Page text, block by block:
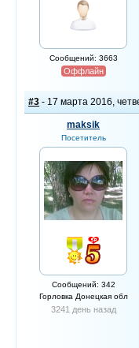
Сообщений: 3663
Оффлайн
#3 - 17 марта 2016,
maksik
Посетитель
Сообщений: 342
Горловка Донецкая обл
3241 день назад